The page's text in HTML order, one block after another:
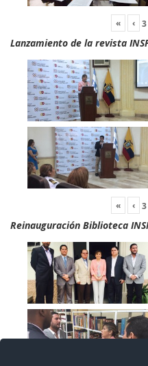
« ‹ 3
Lanzamiento de la revista
« ‹ 3
Reinauguración Biblioteca